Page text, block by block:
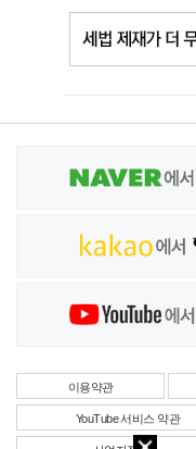
이용약관
YouTube 서비스 약관